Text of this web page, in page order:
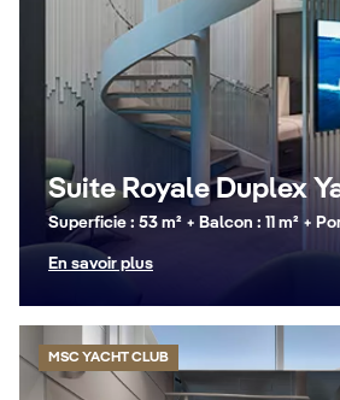
Suite Royale Duplex
Superficie : 53 m² + Balcon : 11 m² +
En savoir plus
MSC YACHT CLUB